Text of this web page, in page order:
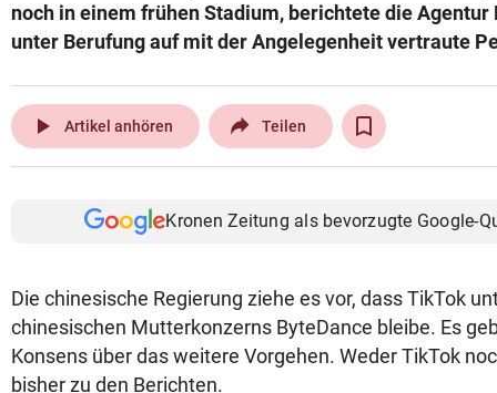
noch in einem frühen Stadium, berichtete die
unter Berufung auf mit der Angelegenheit vertraute
play_arrow Artikel anhören Teilen
Kronen Zeitung als bevorzugte Google-
Die chinesische Regierung ziehe es vor, dass TikTok
chinesischen Mutterkonzerns ByteDance bleibe. Es
Konsens über das weitere Vorgehen. Weder TikTok
bisher zu den Berichten.